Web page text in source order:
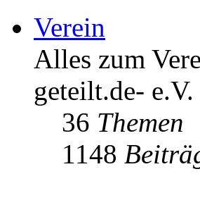
Verein
Alles zum
geteilt.de- e.V.
36 Themen
1148